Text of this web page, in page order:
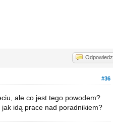
Odpowiedz
#36
ale co jest tego powodem?
idą prace nad poradnikiem?